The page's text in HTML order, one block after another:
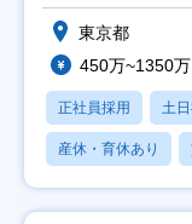
東京都
450万~1350万
正社員採用 土
産休・育休あり